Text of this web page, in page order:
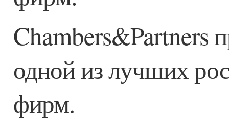
Chambers&Partners
одной из лучших
фирм.